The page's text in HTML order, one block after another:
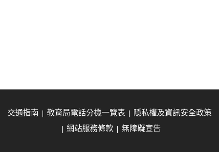
交通指南 教育局電話分機一覽表
隱私權及資訊安全政策
網站服務條款
無障礙宣告